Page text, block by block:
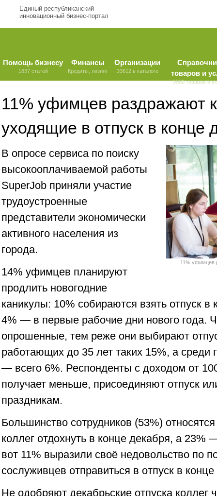
Единый республиканский
инновационный бизнес-портал
Помощь бизнесу
1837 статей
Финансы
Кредиты, лизинг
Организации
33612 в каталоге
товаров и
9580 товаров и
11% уфимцев раздражают
уходящие в отпуск в конце
11% уфимцев
В опросе сервиса по поиску
высокооплачиваемой работы
SuperJob приняли участие
трудоустроенные
представители экономически
активного населения из
города.
14% уфимцев планируют
продлить новогодние
каникулы: 10% собираются взять отпуск
4% — в первые рабочие дни нового года.
опрошенные, тем реже они выбирают
работающих до 35 лет таких 15%, а среди
— всего 6%. Респонденты с доходом от
получает меньше, присоединяют отпуск
праздникам.
Большинство сотрудников (53%)
коллег отдохнуть в конце декабря, а
вот 11% выразили своё недовольство по
сослуживцев отправиться в отпуск в конце
Не одобряют декабрьские отпуска коллег